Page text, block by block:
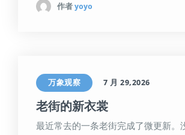
作者 yoyo
万象观察 7 月 29,2026
老街的新衣裳
最近常去的一条老街完成了微更新。